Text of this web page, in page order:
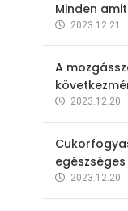
Minden
2023.12.21.
A
2023.12.20.
2023.12.20.